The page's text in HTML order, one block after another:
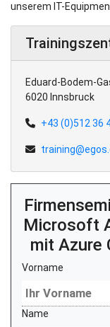
unserem IT-
Eduard-Bodem-
6020 Innsbruck
+43 (0)512 36
Microsoft
mit Azure
Vorname
Name